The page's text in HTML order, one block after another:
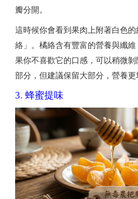
瓣分開。
這時候你會看到果肉上附著白色
絡」。橘絡含有豐富的營養與纖
果你不喜歡它的口感，可以稍微
部分，但建議保留大部分，營養更
3. 蜂蜜提味